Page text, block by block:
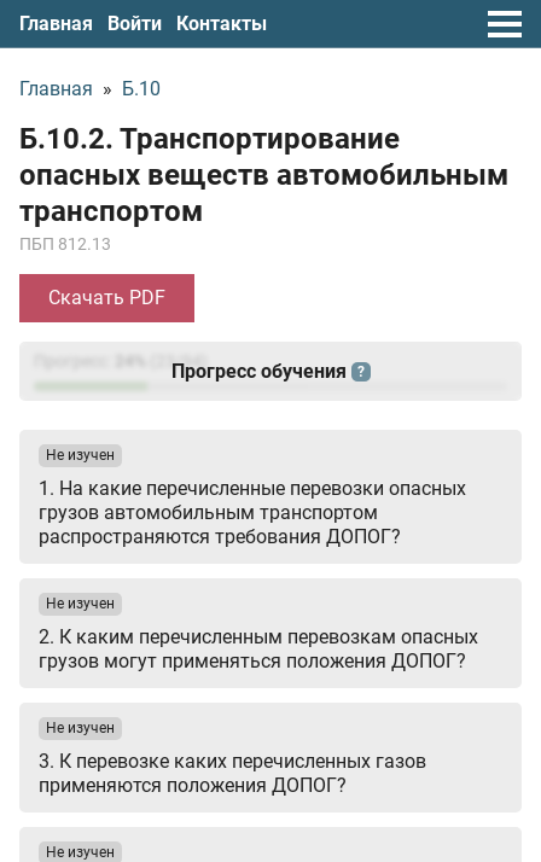
Главная Войти Контакты
Главная » Б.10
Б.10.2. Транспортирование
опасных веществ автомобильным
транспортом
ПБП 812.13
Скачать PDF
23/94)
Прогресс обучения ?
1. На какие перечисленные перевозки опасных
грузов автомобильным транспортом
распространяются требования ДОПОГ?
Не изучен
2. К каким перечисленным перевозкам опасных
грузов могут применяться положения ДОПОГ?
Не изучен
3. К перевозке каких перечисленных газов
применяются положения ДОПОГ?
Не изучен
Не изучен